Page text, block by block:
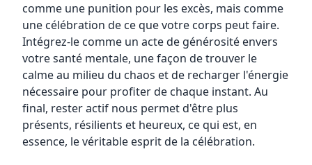
comme une punition pour les excès, mais comme
une célébration de ce que votre corps peut faire.
Intégrez-le comme un acte de générosité envers
votre santé mentale, une façon de trouver le
calme au milieu du chaos et de recharger l'énergie
nécessaire pour profiter de chaque instant. Au
final, rester actif nous permet d'être plus
présents, résilients et heureux, ce qui est, en
essence, le véritable esprit de la célébration.